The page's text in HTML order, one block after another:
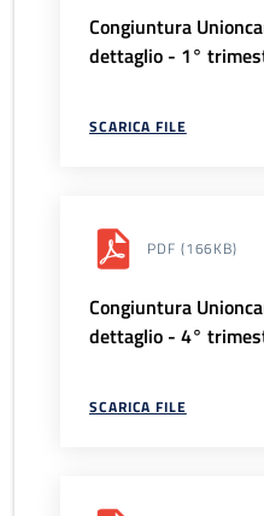
Congiuntura
dettaglio - 1°
SCARICA FILE
PDF (166KB)
Congiuntura
dettaglio - 4°
SCARICA FILE